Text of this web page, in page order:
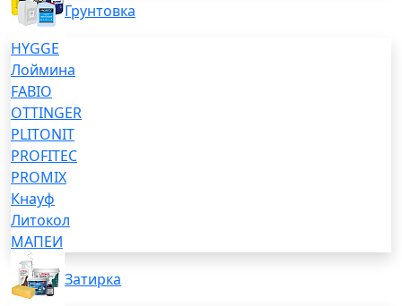
Грунтовка
HYGGE
Лоймина
FABIO
OTTINGER
PLITONIT
PROFITEC
PROMIX
Кнауф
Литокол
МАПЕИ
Затирка